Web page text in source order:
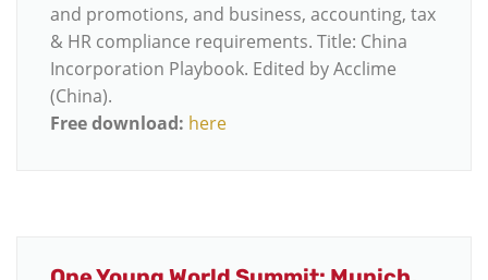
and promotions, and business, accounting, tax
& HR compliance requirements. Title: China
Incorporation Playbook. Edited by Acclime
(China).
Free download: here